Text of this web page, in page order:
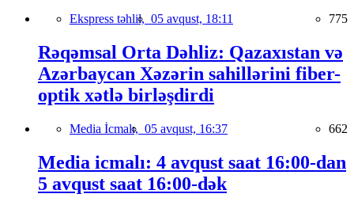
Ekspress təhlil, 05 avqust, 18:11 775
Rəqəmsal Orta Dəhliz: Qazaxıstan və
Azərbaycan Xəzərin sahillərini fiber-
optik xətlə birləşdirdi
Media İcmalı, 05 avqust, 16:37 662
Media icmalı: 4 avqust saat 16:00-dan
5 avqust saat 16:00-dək